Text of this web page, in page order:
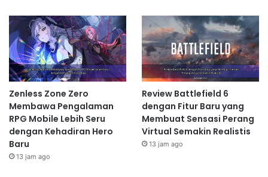
Zenless Zone Zero
Membawa Pengalaman
RPG Mobile Lebih Seru
dengan Kehadiran Hero
Baru
13 jam ago
Review Battlefield 6
dengan Fitur Baru yang
Membuat Sensasi Perang
Virtual Semakin Realistis
13 jam ago